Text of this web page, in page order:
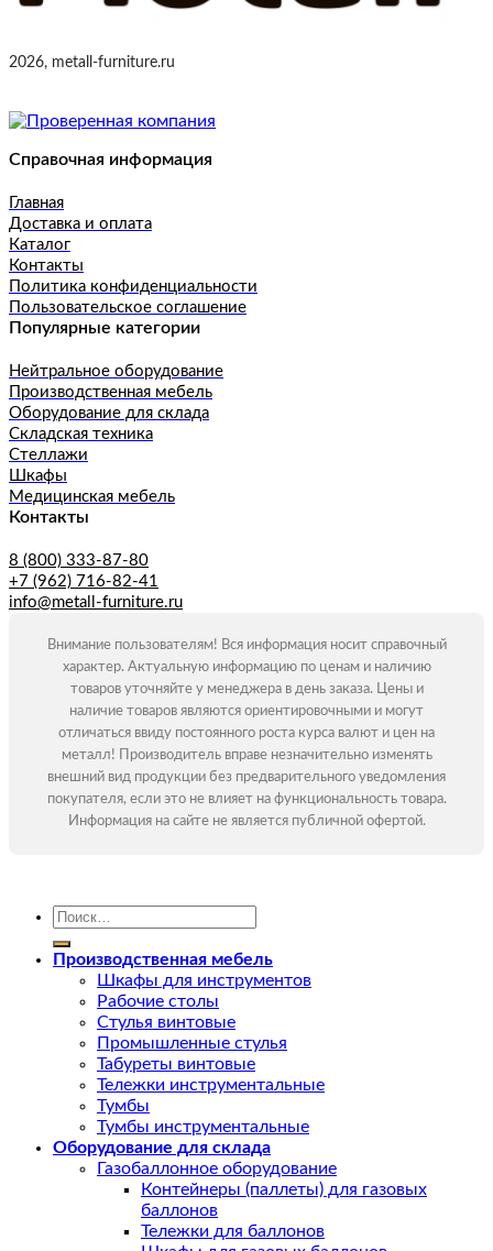
2026, metall-furniture.ru
Справочная информация
Главная
Доставка и оплата
Каталог
Контакты
Политика конфиденциальности
Пользовательское соглашение
Популярные категории
Нейтральное оборудование
Производственная мебель
Оборудование для склада
Складская техника
Стеллажи
Шкафы
Медицинская мебель
Контакты
8 (800) 333-87-80
+7 (962) 716-82-41
info@metall-furniture.ru
Внимание пользователям! Вся информация носит справочный
характер. Актуальную информацию по ценам и наличию
товаров уточняйте у менеджера в день заказа. Цены и
наличие товаров являются ориентировочными и могут
отличаться ввиду постоянного роста курса валют и цен на
металл! Производитель вправе незначительно изменять
внешний вид продукции без предварительного уведомления
покупателя, если это не влияет на функциональность товара.
Информация на сайте не является публичной офертой.
Искать:
Производственная мебель
Шкафы для инструментов
Рабочие столы
Стулья винтовые
Промышленные стулья
Табуреты винтовые
Тележки инструментальные
Тумбы
Тумбы инструментальные
Оборудование для склада
Газобаллонное оборудование
Контейнеры (паллеты) для газовых
баллонов
Тележки для баллонов